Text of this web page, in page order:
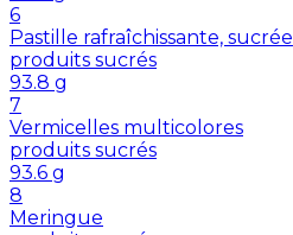
6
Pastille rafraîchissante, sucrée
produits sucrés
93.8 g
7
Vermicelles multicolores
produits sucrés
93.6 g
8
Meringue